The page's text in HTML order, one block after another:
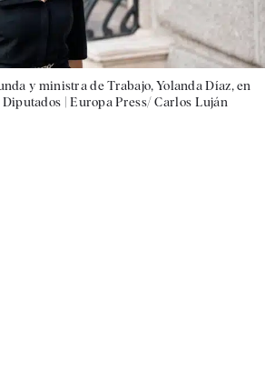
y ministra de Trabajo, Yolanda Díaz, en
Diputados |Europa Press/ Carlos Luján